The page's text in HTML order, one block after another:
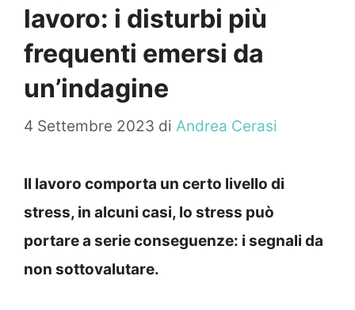
lavoro: i disturbi più
frequenti emersi da
un’indagine
4 Settembre 2023 di Andrea Cerasi
Il lavoro comporta un certo livello di
stress, in alcuni casi, lo stress può
portare a serie conseguenze: i segnali da
non sottovalutare.